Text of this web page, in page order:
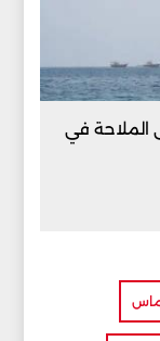
الملاحة في